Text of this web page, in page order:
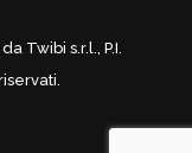
Twibi s.r.l., P.I.